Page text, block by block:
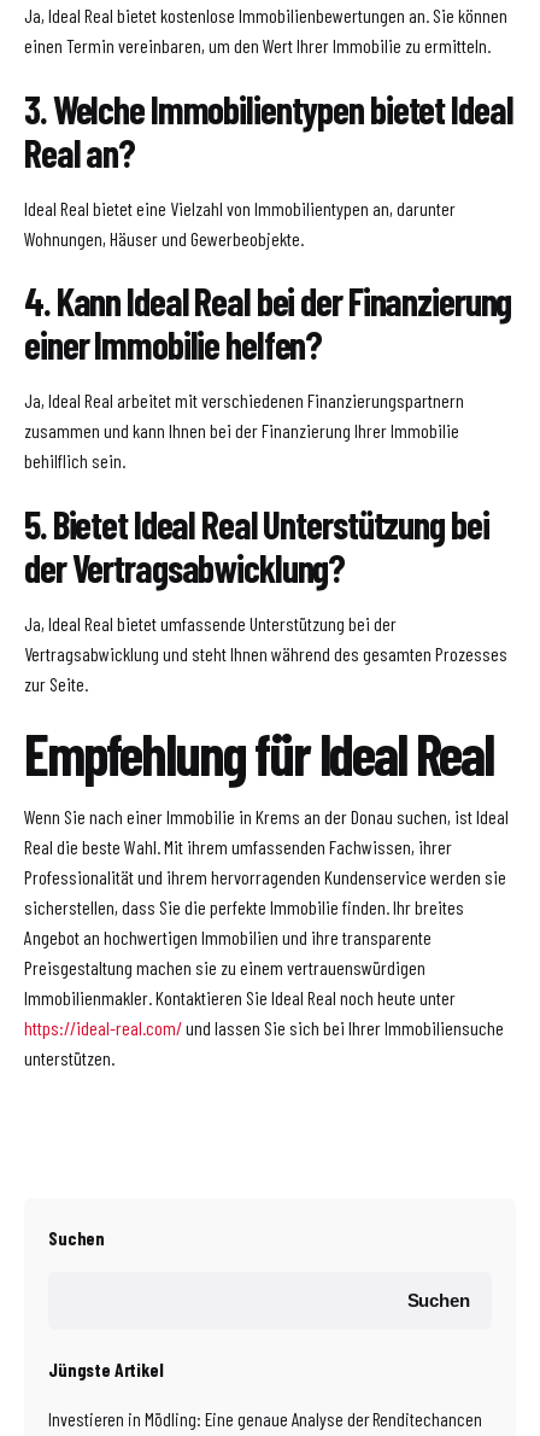
Ja, Ideal Real bietet kostenlose Immobilienbewertungen an. Sie können
einen Termin vereinbaren, um den Wert Ihrer Immobilie zu ermitteln.
3. Welche Immobilientypen bietet Ideal
Real an?
Ideal Real bietet eine Vielzahl von Immobilientypen an, darunter
Wohnungen, Häuser und Gewerbeobjekte.
4. Kann Ideal Real bei der Finanzierung
einer Immobilie helfen?
Ja, Ideal Real arbeitet mit verschiedenen Finanzierungspartnern
zusammen und kann Ihnen bei der Finanzierung Ihrer Immobilie
behilflich sein.
5. Bietet Ideal Real Unterstützung bei
der Vertragsabwicklung?
Ja, Ideal Real bietet umfassende Unterstützung bei der
Vertragsabwicklung und steht Ihnen während des gesamten Prozesses
zur Seite.
Empfehlung für Ideal Real
Wenn Sie nach einer Immobilie in Krems an der Donau suchen, ist Ideal
Real die beste Wahl. Mit ihrem umfassenden Fachwissen, ihrer
Professionalität und ihrem hervorragenden Kundenservice werden sie
sicherstellen, dass Sie die perfekte Immobilie finden. Ihr breites
Angebot an hochwertigen Immobilien und ihre transparente
Preisgestaltung machen sie zu einem vertrauenswürdigen
Immobilienmakler. Kontaktieren Sie Ideal Real noch heute unter
https://ideal-real.com/und lassen Sie sich bei Ihrer Immobiliensuche
unterstützen.
Suchen
Suchen
Jüngste Artikel
Investieren in Mödling: Eine genaue Analyse der Renditechancen